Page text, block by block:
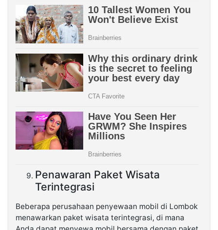
Penawaran Paket Wisata
Terintegrasi
Beberapa perusahaan penyewaan mobil di Lombok
menawarkan paket wisata terintegrasi, di mana